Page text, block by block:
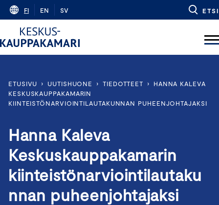
Skip
content
FI EN SV ETSI
ETUSIVU › UUTISHUONE › TIEDOTTEET ›
HANNA KALEVA
KESKUSKAUPPAKAMARIN
KIINTEISTÖNARVIOINTILAUTAKUNNAN PUHEENJOHTAJAKSI
Hanna Kaleva
Keskuskauppakamarin
kiinteistönarviointilautaku
nnan puheenjohtajaksi